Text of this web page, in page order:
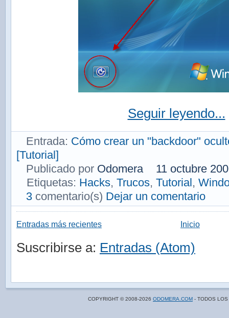
Seguir leyendo...
Entrada: Cómo crear un "backdoor"
[Tutorial]
Publicado por Odomera
11 octubre
Etiquetas: Hacks, Trucos, Tutorial,
3 comentario(s) Dejar un comentario
Entradas más recientes Inicio
Suscribirse a: Entradas (Atom)
COPYRIGHT © 2008-2026 ODOMERA.COM - TODOS